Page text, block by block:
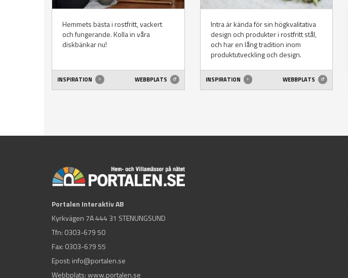
Hemmets bästa i rostfritt, vackert
och fungerande. Kolla in våra
diskbänkar nu!
INSPIRATION WEBBPLATS
Intra är kända för sin högkvalitativa
design och produkter i rostfritt stål,
och har en lång tradition inom
produktutveckling och design.
INSPIRATION WEBBPLATS
Portalen Interaktiv AB
Kyrkvägen 7A 444 31 STENUNGSUND
Tfn: 0303-679 50
Fax: 0303-679 55
Epost: info@portalen.se
Webbplats: www.portalen.se